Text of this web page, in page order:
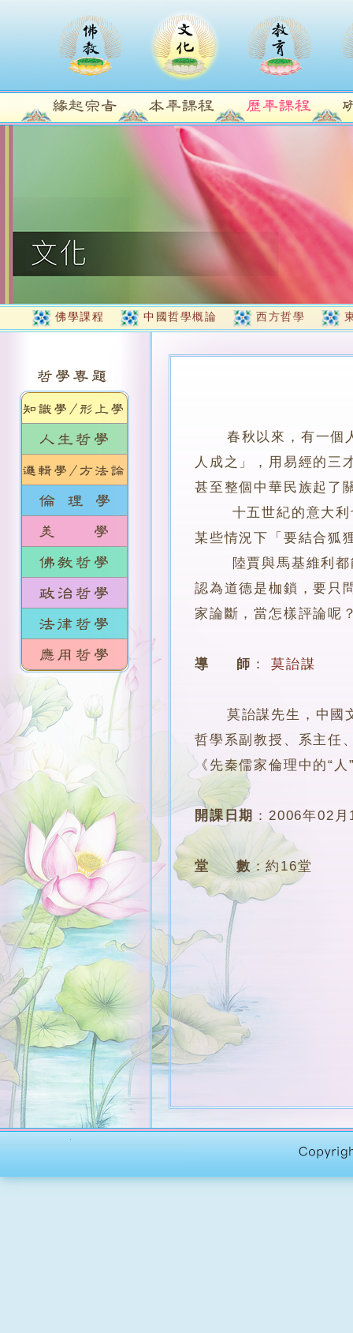
佛學課程 中國哲學概論 西方哲學
春秋以來，有一個
人成之」，用易經的三
甚至整個中華民族起了
十五世紀的意大利也
某些情況下「要結合狐
陸賈與馬基維利都能
認為道德是枷鎖，要只
家論斷，當怎樣評論呢
導 師 ： 莫詒謀
莫詒謀先生，中國文
哲學系副教授、系主任
《先秦儒家倫理中的“
開課日期 ：2006年02月
堂 數：約16堂